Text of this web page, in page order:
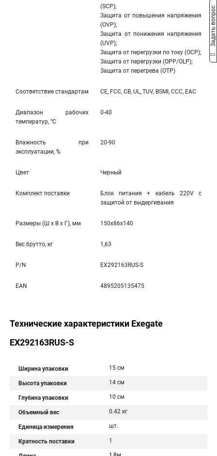
(SCP);
Защита от повышения напряжения
(OVP);
Защита от понижения напряжения
(UVP);
Защита от перегрузки по току (OCP);
Защита от перегрузки (OPP/OLP);
Защита от перегрева (OTP)
Соответствие стандартам CE, FCC, CB, UL, TUV, BSMI, CCC, EAC
Диапазон рабочих
температур, °С
0-40
Влажность при
эксплуатации, %
20-90
Цвет Черный
Комплект поставки
Блок питания + кабель 220V с
защитой от выдергивания
Размеры (Ш x В x Г), мм 150x86x140
Вес брутто, кг 1,63
P/N EX292163RUS-S
EAN 4895205135475
Технические характеристики Exegate
EX292163RUS-S
Ширина упаковки 15 см
Высота упаковки 14 см
Глубина упаковки 10 см
Объемный вес 0.42 кг
Единица измерения шт.
Кратность поставки 1
Задать вопрос